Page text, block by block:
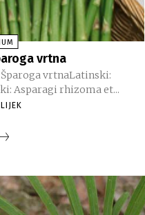
vrtna
vrtnaLatinski:
Asparagi rhizoma et...